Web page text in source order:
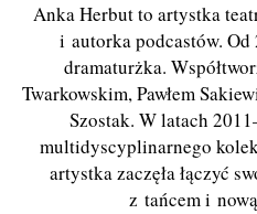
Anka Herbut to artystka
i autorka podcastów.
dramaturżka.
Twarkowskim, Pawłem
Szostak. W latach
multidyscyplinarnego
artystka zaczęła łączyć
z tańcem i